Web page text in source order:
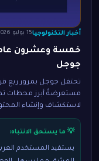
أخبار التكنولوجيا15 يوليو 2026
خمسة وعشرون عاماً
جوجل
تحتفل جوجل بمرور ربع
مستعرضةً أبرز محطات
لاستكشاف وإنشاء
💡 ما يستحق الانتباه:
يستفيد المستخدم